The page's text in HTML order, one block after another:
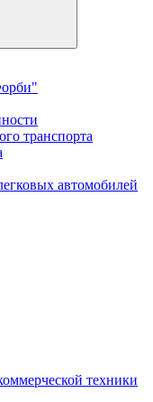
транспорта
автомобилей
техники